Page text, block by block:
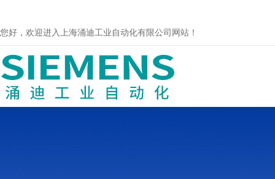
您好，欢迎进入上海涌迪工业自动化有限公司网站！